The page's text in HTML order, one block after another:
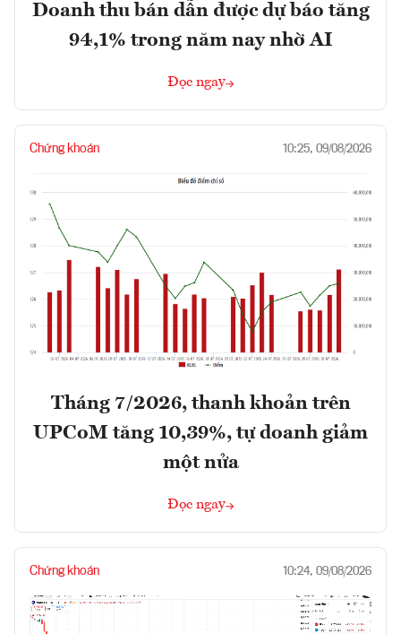
Doanh thu bán dẫn được dự báo tăng
94,1% trong năm nay nhờ AI
Đọc ngay
Chứng khoán 10:25, 09/08/2026
Tháng 7/2026, thanh khoản trên
UPCoM tăng 10,39%, tự doanh giảm
một nửa
Đọc ngay
Chứng khoán 10:24, 09/08/2026